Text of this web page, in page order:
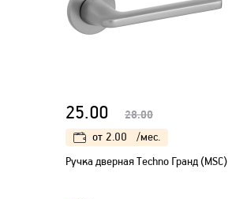
25.00 28.00
от 2.00
/мес.
Ручка дверная Techno Гранд (МSC)